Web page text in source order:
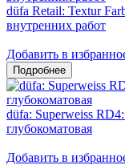
düfa Retail: Textur
внутренних работ
Добавить в
düfa: Superweiss
глубокоматовая
Добавить в